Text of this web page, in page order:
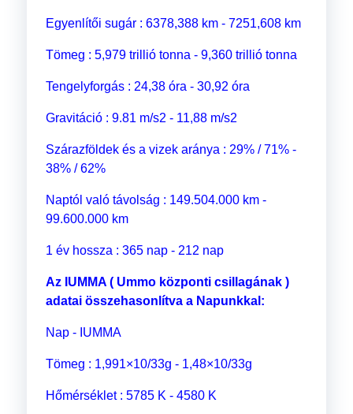
Egyenlítői sugár : 6378,388 km - 7251,608 km
Tömeg : 5,979 trillió tonna - 9,360 trillió tonna
Tengelyforgás : 24,38 óra - 30,92 óra
Gravitáció : 9.81 m/s2 - 11,88 m/s2
Szárazföldek és a vizek aránya : 29% / 71% -
38% / 62%
Naptól való távolság : 149.504.000 km -
99.600.000 km
1 év hossza : 365 nap - 212 nap
Az IUMMA ( Ummo központi csillagának )
adatai összehasonlítva a Napunkkal:
Nap - IUMMA
Tömeg : 1,991×10/33g - 1,48×10/33g
Hőmérséklet : 5785 K - 4580 K